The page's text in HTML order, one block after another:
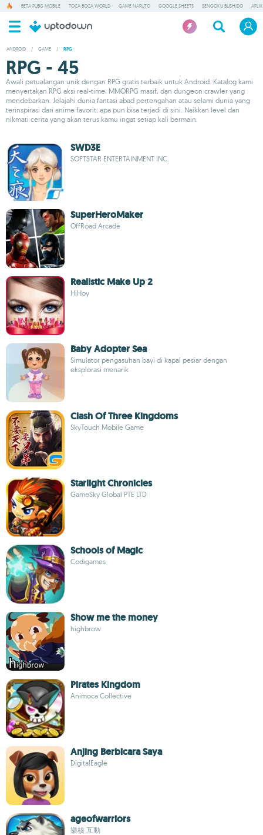
BETA PUBG MOBILE TOCA BOCA WORLD GAME NARUTO GOOGLE SHEETS SENGOKU BUSHIDO
ANDROID / GAME / RPG
RPG - 45
Awali petualangan unik dengan RPG gratis terbaik untuk Android. Katalog kami
menyertakan RPG aksi real-time, MMORPG masif, dan dungeon crawler yang
mendebarkan. Jelajahi dunia fantasi abad pertengahan atau selami dunia yang
terinspirasi dari anime favorit; apa pun bisa terjadi di sini. Naikkan level dan
nikmati cerita yang akan terus kamu ingat setiap kali bermain.
SWD3E
SOFTSTAR ENTERTAINMENT INC.
SuperHeroMaker
OffRoad Arcade
Realistic Make Up 2
HiHoy
Baby Adopter Sea
Simulator pengasuhan bayi di kapal pesiar dengan
eksplorasi menarik
Clash Of Three Kingdoms
SkyTouch Mobile Game
Starlight Chronicles
GameSky Global PTE LTD
Schools of Magic
Codigames
Show me the money
highbrow
Pirates Kingdom
Animoca Collective
Anjing Berbicara Saya
DigitalEagle
ageofwarriors
樂核 互動